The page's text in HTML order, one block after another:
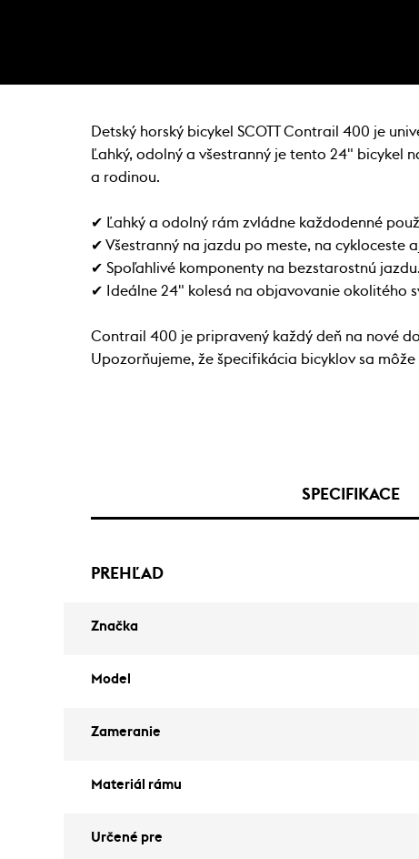
Detský horský bicykel SCOTT Contrail 400 je
Ľahký, odolný a všestranný je tento 24" bicykel
a rodinou.
✔ Ľahký a odolný rám zvládne každodenné
✔ Všestranný na jazdu po meste, na cykloceste
✔ Spoľahlivé komponenty na bezstarostnú jazdu.
✔ Ideálne 24" kolesá na objavovanie okolitého
Contrail 400 je pripravený každý deň na nové
Upozorňujeme, že špecifikácia bicyklov sa
SPECIFIKACE
PREHĽAD
Značka
Model
Zameranie
Materiál rámu
Určené pre